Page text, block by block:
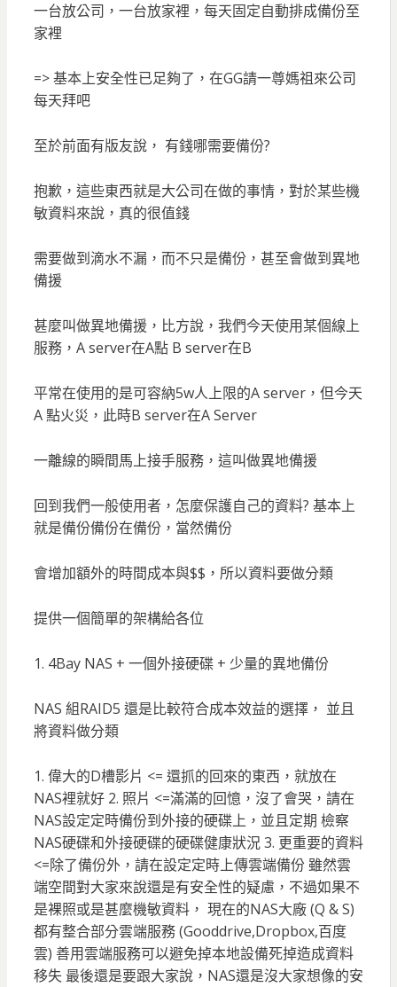
一台放公司，一台放家裡，每天固定自動排成備份至
家裡
=> 基本上安全性已足夠了，在GG請一尊媽祖來公司
每天拜吧
至於前面有版友說， 有錢哪需要備份?
抱歉，這些東西就是大公司在做的事情，對於某些機
敏資料來說，真的很值錢
需要做到滴水不漏，而不只是備份，甚至會做到異地
備援
甚麼叫做異地備援，比方說，我們今天使用某個線上
服務，A server在A點 B server在B
平常在使用的是可容納5w人上限的A server，但今天
A 點火災，此時B server在A Server
一離線的瞬間馬上接手服務，這叫做異地備援
回到我們一般使用者，怎麼保護自己的資料? 基本上
就是備份備份在備份，當然備份
會增加額外的時間成本與$$，所以資料要做分類
提供一個簡單的架構給各位
1. 4Bay NAS + 一個外接硬碟 + 少量的異地備份
NAS 組RAID5 還是比較符合成本效益的選擇， 並且
將資料做分類
1. 偉大的D槽影片 <= 還抓的回來的東西，就放在
NAS裡就好 2. 照片 <=滿滿的回憶，沒了會哭，請在
NAS設定定時備份到外接的硬碟上，並且定期 檢察
NAS硬碟和外接硬碟的硬碟健康狀況 3. 更重要的資料
<=除了備份外，請在設定定時上傳雲端備份 雖然雲
端空間對大家來說還是有安全性的疑慮，不過如果不
是裸照或是甚麼機敏資料， 現在的NAS大廠 (Q & S)
都有整合部分雲端服務 (Gooddrive,Dropbox,百度
雲) 善用雲端服務可以避免掉本地設備死掉造成資料
移失 最後還是要跟大家說，NAS還是沒大家想像的安